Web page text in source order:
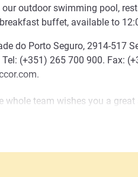
our outdoor swimming pool,
buffet, available to
do Porto Seguro, 2914-517
(+351) 265 700 900. Fax:
whole team wishes you a great
beaches of Tróia.